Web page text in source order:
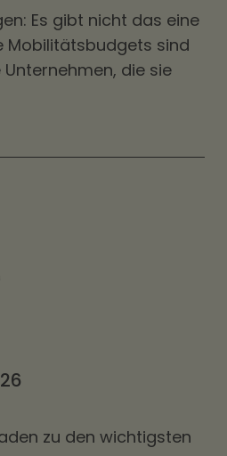
Es gibt nicht das eine
Mobilitätsbudgets sind
die sie
zu den wichtigsten